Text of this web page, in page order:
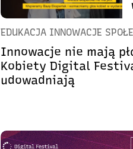
EDUKACJA INNOWACJE
Innowacje nie mają
Kobiety Digital
udowadniają